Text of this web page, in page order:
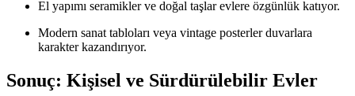
El yapımı seramikler ve doğal taşlar evlere özgünlük katıyor.
Modern sanat tabloları veya vintage posterler duvarlara
karakter kazandırıyor.
Sonuç: Kişisel ve Sürdürülebilir Evler